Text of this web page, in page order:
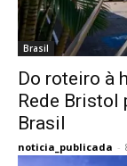
Brasil
Do roteiro à
Rede Bristol
Brasil
noticia_publicada -